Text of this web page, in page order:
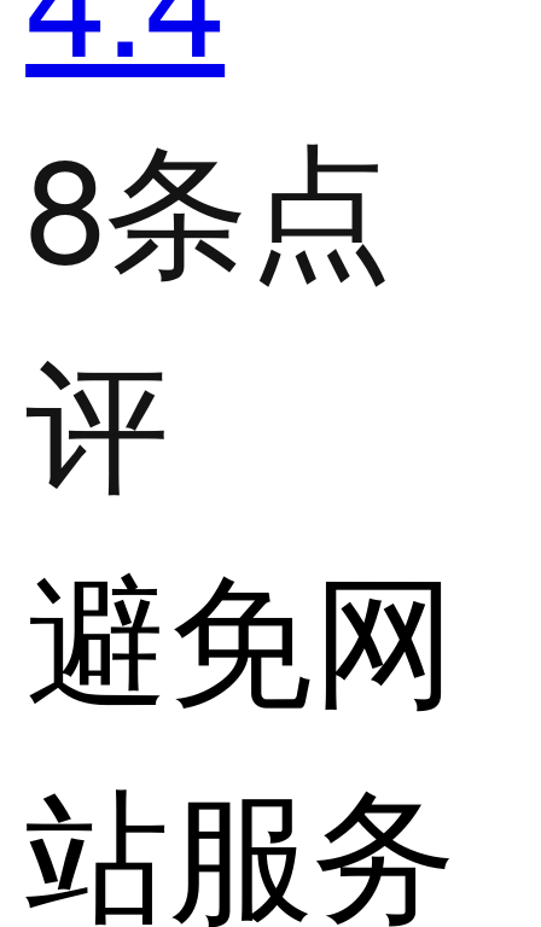
8条点
评
避免网
站服务